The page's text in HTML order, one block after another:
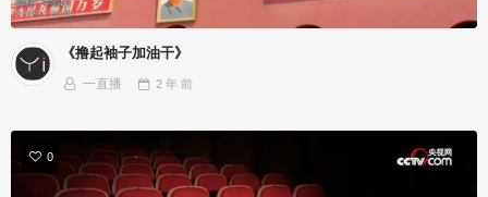
《撸起袖子加油干》
一直播 2 年 前
0